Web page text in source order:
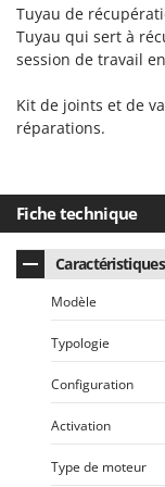
Master
Mastercook
McCulloch
Mille
Mockmill
More than
MOSA
Mowox
MTD
Tuyau de
Tuyau qui sert à
session de travail
Kit de joints et de
réparations.
Fiche technique
Modèle
Typologie
Configuration
Activation
Type de moteur